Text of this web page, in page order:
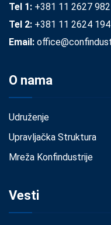
Tel 1: +381 11 2627 982
Tel 2: +381 11 2624 194
Email:
O nama
Udruženje
Upravljačka Struktura
Mreža Konfindustrije
Vesti